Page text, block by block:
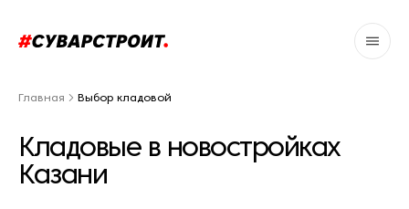
Главная Выбор кладовой
Кладовые в новостройках
Казани